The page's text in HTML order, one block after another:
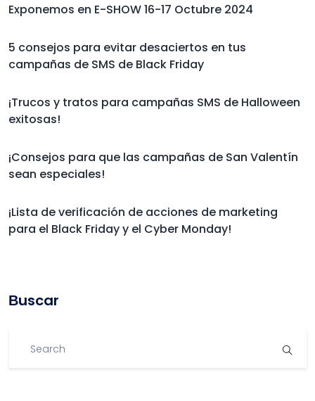
Exponemos en E-SHOW 16-17 Octubre 2024
5 consejos para evitar desaciertos en tus
campañas de SMS de Black Friday
¡Trucos y tratos para campañas SMS de Halloween
exitosas!
¡Consejos para que las campañas de San Valentín
sean especiales!
¡Lista de verificación de acciones de marketing
para el Black Friday y el Cyber Monday!
Βuscar